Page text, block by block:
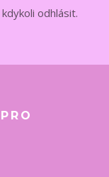
odhlásit.